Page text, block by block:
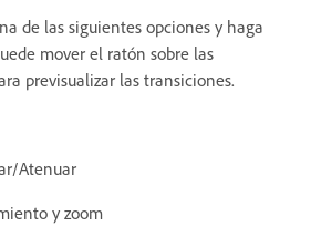
de las siguientes opciones y haga
mover el ratón sobre las
previsualizar las transiciones.
Atenuar
y zoom